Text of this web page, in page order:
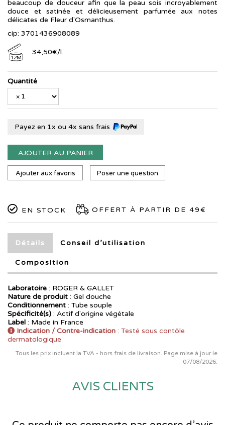
beaucoup de douceur afin que la peau sois incroyablement
douce et satinée et délicieusement parfumée aux notes
délicates de Fleur d'Osmanthus.
cip: 3701436908089
12M
34,50€/l.
Quantité
Payez en 1x ou 4x sans frais
AJOUTER AU PANIER
Ajouter aux favoris Poser une question
EN STOCK OFFERT À PARTIR DE 49€
Détails Conseil d’utilisation
Composition
Laboratoire : ROGER & GALLET
Nature de produit : Gel douche
Conditionnement : Tube souple
Spécificité(s) : Actif d'origine végétale
Label : Made in France
Indication / Contre-indication : Testé sous contôle
dermatologique
Tous les prix incluent la TVA - hors frais de livraison. Page mise à jour le
07/08/2026.
AVIS CLIENTS